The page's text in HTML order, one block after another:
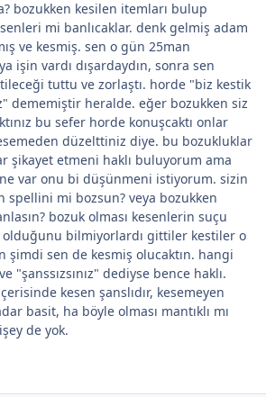
bozukken kesilen itemları bulup
mi banlıcaklar. denk gelmiş adam
ve kesmiş. sen o gün 25man
işin vardı dışardaydın, sonra sen
tuttu ve zorlaştı. horde "biz kestik
dememiştir heralde. eğer bozukken siz
bu sefer horde konuşcaktı onlar
düzelttiniz diye. bu bozukluklar
şikayet etmeni haklı buluyorum ama
var onu bi düşünmeni istiyorum. sizin
spellini mi bozsun? veya bozukken
bozuk olması kesenlerin suçu
bilmiyorlardı gittiler kestiler o
şimdi sen de kesmiş olucaktın. hangi
"şanssızsınız" dediyse bence haklı.
kesen şanslıdır, kesemeyen
basit, ha böyle olması mantıklı mı
de yok.